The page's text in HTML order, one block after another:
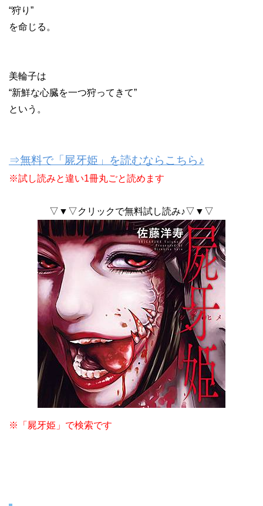
“狩り”
を命じる。
美輪子は
“新鮮な心臓を一つ狩ってきて”
という。
⇒無料で「屍牙姫」を読むならこちら♪
※試し読みと違い1冊丸ごと読めます
▽▼▽クリックで無料試し読み♪▽▼▽
※「屍牙姫」で検索です